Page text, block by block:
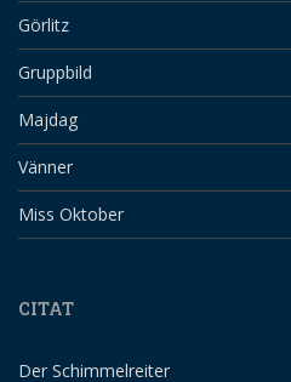
Görlitz
Gruppbild
Majdag
Vänner
Miss Oktober
CITAT
Der Schimmelreiter